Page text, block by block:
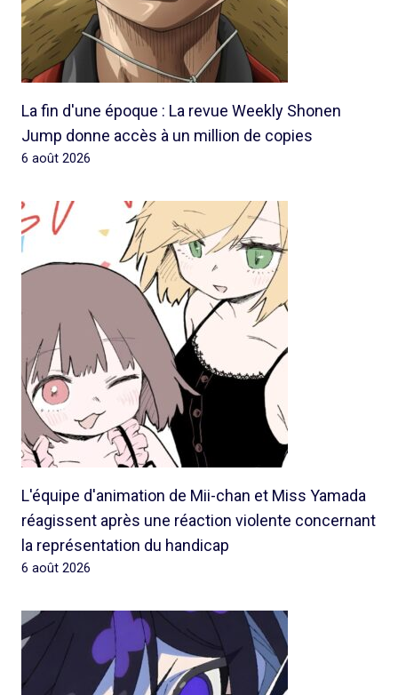
La fin d'une époque : La revue Weekly Shonen
Jump donne accès à un million de copies
6 août 2026
L'équipe d'animation de Mii-chan et Miss Yamada
réagissent après une réaction violente concernant
la représentation du handicap
6 août 2026